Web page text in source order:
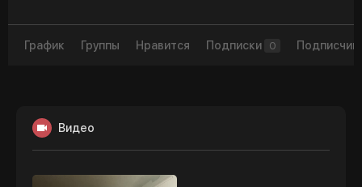
График Группы Нравится Подписки 0
Видео